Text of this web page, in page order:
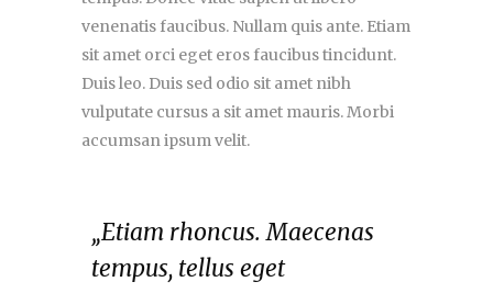
venenatis faucibus. Nullam quis ante. Etiam
sit amet orci eget eros faucibus tincidunt.
Duis leo. Duis sed odio sit amet nibh
vulputate cursus a sit amet mauris. Morbi
accumsan ipsum velit.
„Etiam rhoncus. Maecenas
tempus, tellus eget